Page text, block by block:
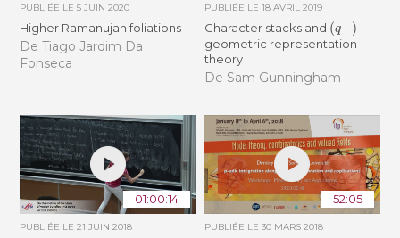
PUBLIÉE LE5 JUIN 2020
Higher Ramanujan foliations
De Tiago Jardim Da
Fonseca
PUBLIÉE LE 18 AVRIL 2019
Character stacks and (q )
geometric representation
theory
De Sam Gunningham
01:00:14
PUBLIÉE LE21 JUIN 2018
52:05
PUBLIÉE LE 30 MARS 2018